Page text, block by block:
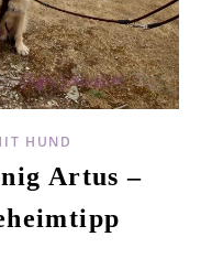
HUND
Artus –